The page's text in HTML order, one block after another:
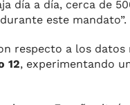
día a día, cerca de
este mandato”.
respecto a los
12, experimentando